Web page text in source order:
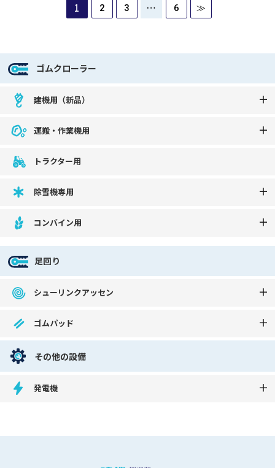
1 2 3 … 6 ≫
ゴムクローラー
建機用（新品）
運搬・作業機用
トラクター用
除雪機専用
コンバイン用
足回り
シューリンクアッセン
ゴムパッド
その他の設備
発電機